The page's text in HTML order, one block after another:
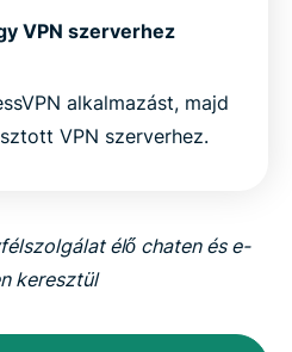
VPN szerverhez
alkalmazást, majd
VPN szerverhez.
élő chaten és e-
keresztül